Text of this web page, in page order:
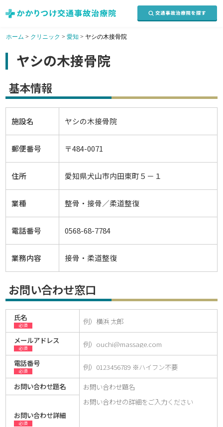
ホーム > クリニック > 愛知 > ヤシの木接骨院
ヤシの木接骨院
基本情報
施設名 ヤシの木接骨院
郵便番号 〒484-0071
住所 愛知県犬山市内田東町５－１
業種 整骨・接骨／柔道整復
電話番号 0568-68-7784
業務内容 接骨・柔道整復
お問い合わせ窓口
氏名
必須
メールアドレス
必須
電話番号
必須
お問い合わせ題名
お問い合わせ詳細
必須